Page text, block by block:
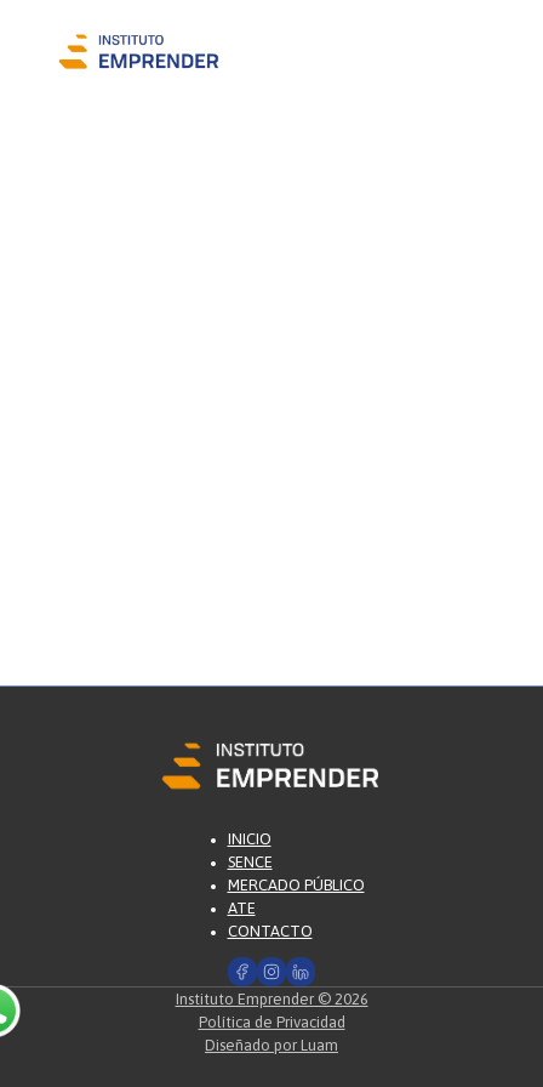
INICIO
SENCE
MERCADO PÚBLICO
ATE
CONTACTO
Instituto Emprender © 2026
Política de Privacidad
Diseñado por Luam